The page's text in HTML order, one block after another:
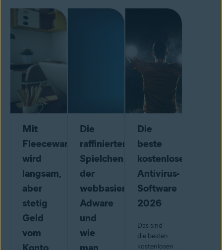
Mit
Fleeceware
wird
langsam,
aber
stetig
Geld
vom
Konto
Die
raffinierten
Spielchen
der
webbasierten
Adware
und
wie
man
Die
beste
kostenlose
Antivirus-
Software
2026
Das sind
die besten
kostenlosen